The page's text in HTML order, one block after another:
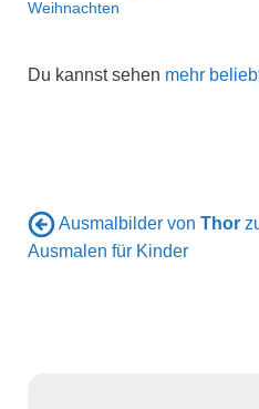
Weihnachten
Du kannst sehen mehr
Ausmalbilder von Thor
Ausmalen für Kinder